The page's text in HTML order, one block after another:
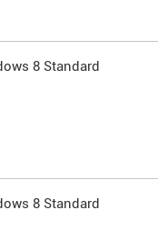
8 Standard
8 Standard